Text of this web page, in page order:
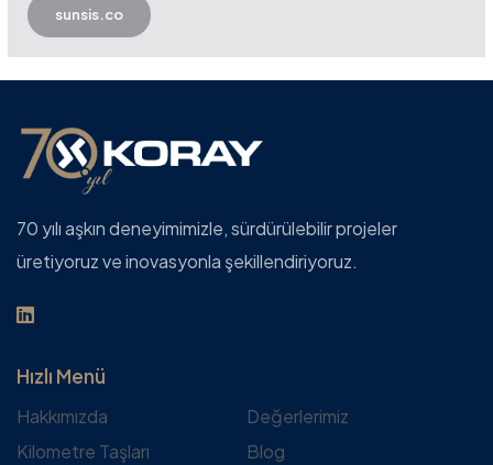
sunsis.co
70 yılı aşkın deneyimimizle, sürdürülebilir projeler
üretiyoruz ve inovasyonla şekillendiriyoruz.
Hızlı Menü
Hakkımızda
Değerlerimiz
Kilometre Taşları
Blog